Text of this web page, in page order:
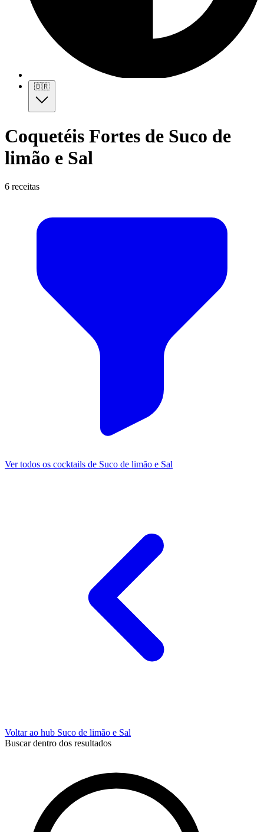
🇧🇷
Coquetéis Fortes de Suco de
limão e Sal
6 receitas
Ver todos os cocktails de Suco de limão e Sal
Voltar ao hub Suco de limão e Sal
Buscar dentro dos resultados